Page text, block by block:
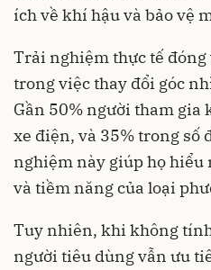
ích về khí hậu và bảo vệ
Trải nghiệm thực tế
trong việc thay đổi góc
Gần 50% người tham gia
xe điện, và 35% trong số
nghiệm này giúp họ hiểu
và tiềm năng của loại
Tuy nhiên, khi không
người tiêu dùng vẫn ưu